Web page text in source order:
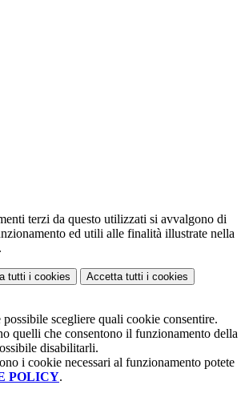
terzi da questo utilizzati si avvalgono di
ed utili alle finalità illustrate nella
.
tutti i cookies Accetta tutti i cookies
possibile scegliere quali cookie consentire.
quelli che consentono il funzionamento della
disabilitarli.
i cookie necessari al funzionamento potete
POLICY.